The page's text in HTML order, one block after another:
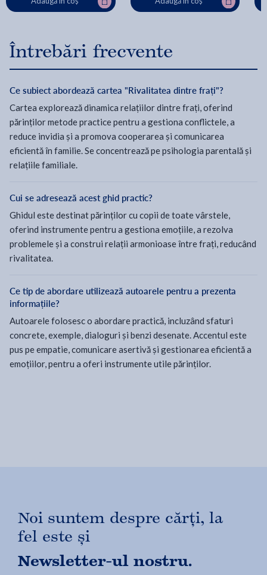
Întrebări frecvente
Ce subiect abordează cartea "Rivalitatea dintre frați"?
Cartea explorează dinamica relațiilor dintre frați, oferind
părinților metode practice pentru a gestiona conflictele, a
reduce invidia și a promova cooperarea și comunicarea
eficientă în familie. Se concentrează pe psihologia parentală și
relațiile familiale.
Cui se adresează acest ghid practic?
Ghidul este destinat părinților cu copii de toate vârstele,
oferind instrumente pentru a gestiona emoțiile, a rezolva
problemele și a construi relații armonioase între frați, reducând
rivalitatea.
Ce tip de abordare utilizează autoarele pentru a prezenta
informațiile?
Autoarele folosesc o abordare practică, incluzând sfaturi
concrete, exemple, dialoguri și benzi desenate. Accentul este
pus pe empatie, comunicare asertivă și gestionarea eficientă a
emoțiilor, pentru a oferi instrumente utile părinților.
Noi suntem despre cărți, la
fel este și
Newsletter-ul nostru.